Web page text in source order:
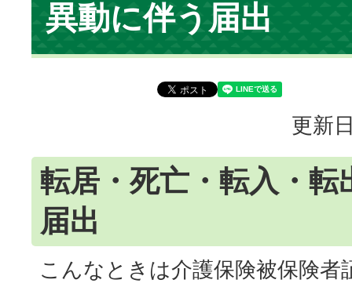
異動に伴う届出
更新
転居・死亡・転入・転
届出
こんなときは介護保険被保険者